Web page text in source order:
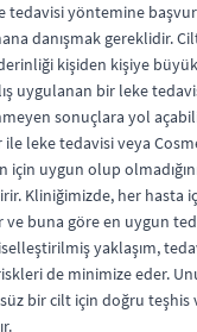
tedavisi yöntemine
danışmak gereklidir.
kişiden kişiye
uygulanan bir leke
sonuçlara yol
leke tedavisi veya
için uygun olup
Kliniğimizde, her hasta
ve buna göre en uygun
yaklaşım,
de minimize eder.
bir cilt için doğru teşhis